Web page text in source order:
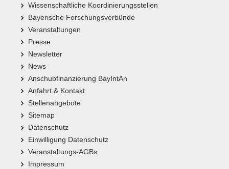
Wissenschaftliche Koordinierungsstellen
Bayerische Forschungsverbünde
Veranstaltungen
Presse
Newsletter
News
Anschubfinanzierung BayIntAn
Anfahrt & Kontakt
Stellenangebote
Sitemap
Datenschutz
Einwilligung Datenschutz
Veranstaltungs-AGBs
Impressum